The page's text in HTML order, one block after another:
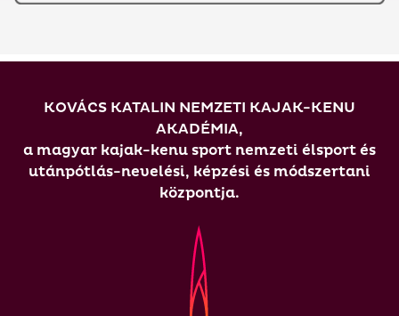
KOVÁCS KATALIN NEMZETI KAJAK-KENU
AKADÉMIA,
a magyar kajak-kenu sport nemzeti élsport és
utánpótlás-nevelési, képzési és módszertani
központja.